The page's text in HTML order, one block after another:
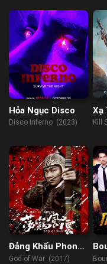
Hỏa Ngục Disco
Disco Inferno (2023)
Xạ
Kill
Đảng Khấu Phong
Vân
God of War (2017)